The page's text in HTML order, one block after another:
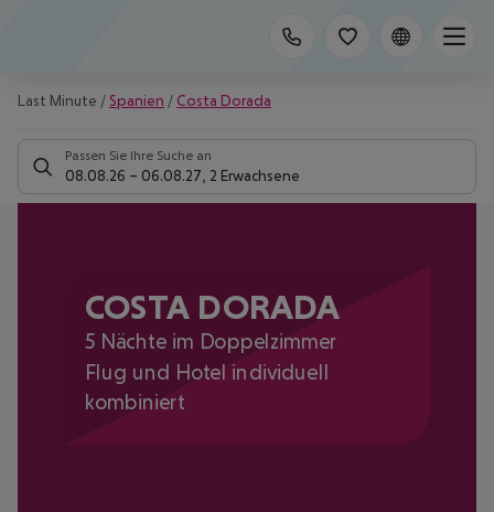
Last Minute / Spanien / Costa Dorada
Passen Sie Ihre Suche an
08.08.26 – 06.08.27 2 Erwachsene
COSTA DORADA
5 Nächte im Doppelzimmer
Flug und Hotel individuell
kombiniert